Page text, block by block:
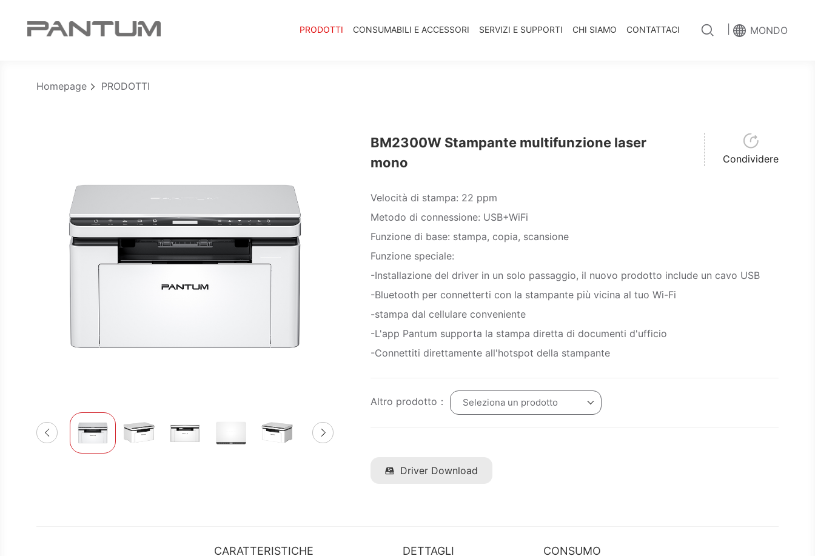
MONDO
PRODOTTI CONSUMABILI E ACCESSORI SERVIZI E SUPPORTI CHI SIAMO CONTATTACI
Homepage PRODOTTI
BM2300W Stampante multifunzione laser
mono
Velocità di stampa: 22 ppm
Metodo di connessione: USB+WiFi
Funzione di base: stampa, copia, scansione
Funzione speciale:
-Installazione del driver in un solo passaggio, il nuovo prodotto include un cavo USB
-Bluetooth per connetterti con la stampante più vicina al tuo Wi-Fi
-stampa dal cellulare conveniente
-L'app Pantum supporta la stampa diretta di documenti d'ufficio
-Connettiti direttamente all'hotspot della stampante
Altro prodotto： Seleziona un prodotto
Driver Download
Condividere
CARATTERISTICHE DETTAGLI CONSUMO